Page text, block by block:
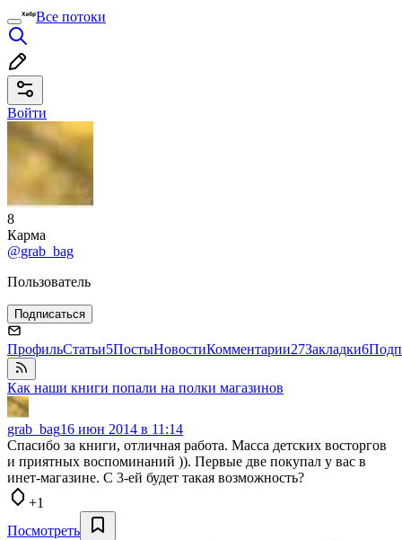
Все потоки
Войти
8
Карма
@grab_bag
Пользователь
Подписаться
ПрофильСтатьи5ПостыНовостиКомментарии27Закладки6
Как наши книги попали на полки магазинов
grab_bag16 июн 2014 в 11:14
Спасибо за книги, отличная работа. Масса детских восторгов
и приятных воспоминаний )). Первые две покупал у вас в
инет-магазине. С 3-ей будет такая возможность?
+1
Посмотреть